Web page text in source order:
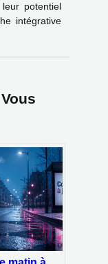
potentiel
intégrative